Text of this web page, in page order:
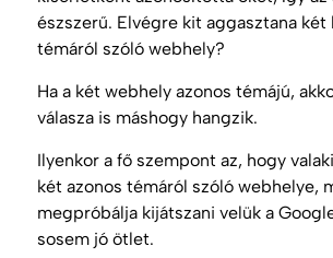
észszerű. Elvégre kit aggasztana két
témáról szóló webhely?
Ha a két webhely azonos témájú,
válasza is máshogy hangzik.
Ilyenkor a fő szempont az, hogy
két azonos témáról szóló webhelye,
megpróbálja kijátszani velük a
sosem jó ötlet.